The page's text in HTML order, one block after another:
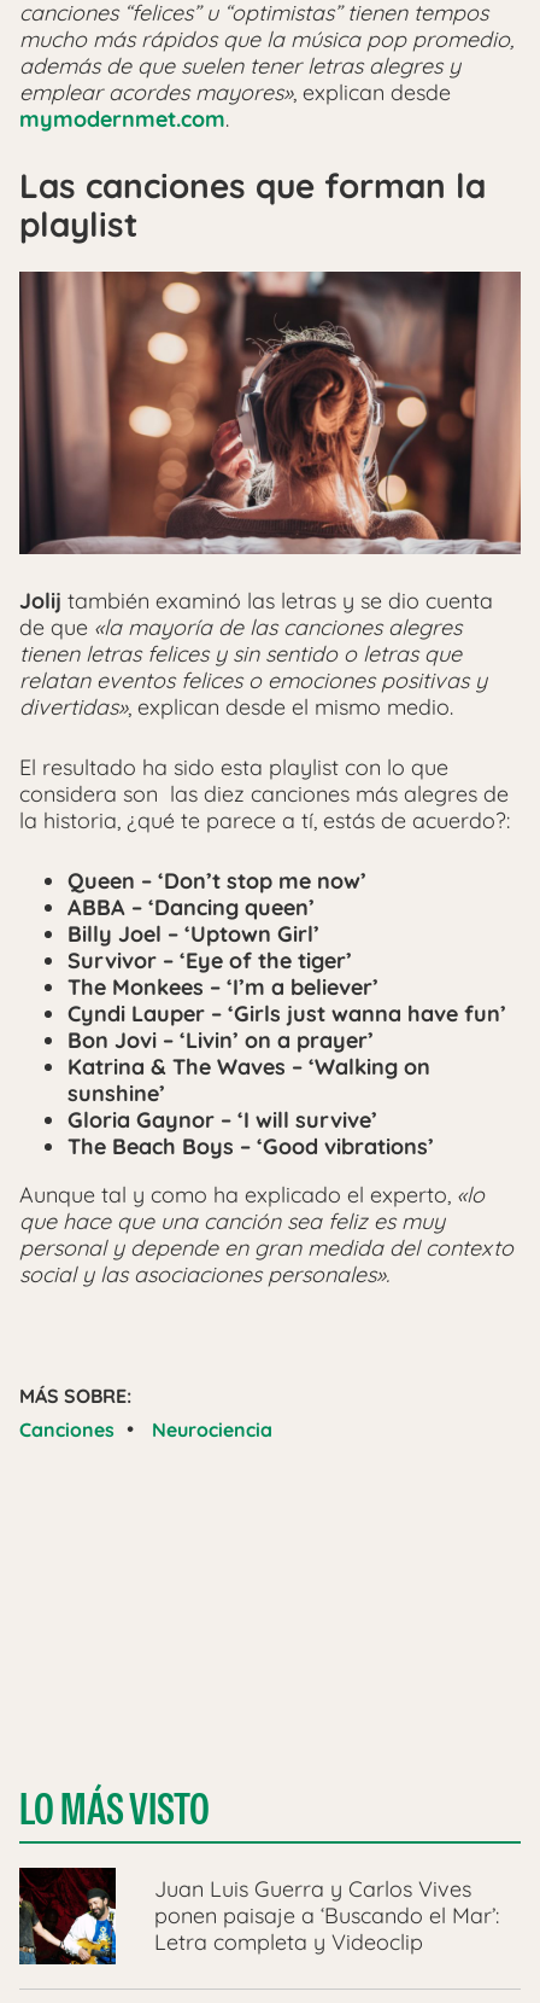
canciones “felices” u “optimistas” tienen tempos
mucho más rápidos que la música pop promedio,
además de que suelen tener letras alegres y
emplear acordes mayores», explican desde
mymodernmet.com.
Las canciones que forman la
playlist
Jolij también examinó las letras y se dio cuenta
de que «la mayoría de las canciones alegres
tienen letras felices y sin sentido o letras que
relatan eventos felices o emociones positivas y
divertidas», explican desde el mismo medio.
El resultado ha sido esta playlist con lo que
considera son las diez canciones más alegres de
la historia, ¿qué te parece a tí, estás de acuerdo?:
Queen – ‘Don’t stop me now’
ABBA – ‘Dancing queen’
Billy Joel – ‘Uptown Girl’
Survivor – ‘Eye of the tiger’
The Monkees – ‘I’m a believer’
Cyndi Lauper – ‘Girls just wanna have fun’
Bon Jovi – ‘Livin’ on a prayer’
Katrina & The Waves – ‘Walking on
sunshine’
Gloria Gaynor – ‘I will survive’
The Beach Boys – ‘Good vibrations’
Aunque tal y como ha explicado el experto, «lo
que hace que una canción sea feliz es muy
personal y depende en gran medida del contexto
social y las asociaciones personales».
MÁS SOBRE:
Canciones • Neurociencia
LO MÁS VISTO
Juan Luis Guerra y Carlos Vives
ponen paisaje a ‘Buscando el Mar’:
Letra completa y Videoclip